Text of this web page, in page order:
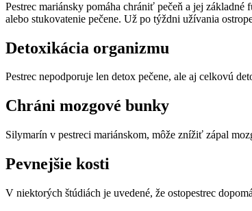
Pestrec mariánsky pomáha chrániť pečeň a jej
alebo stukovatenie pečene. Už po týždni užívania
Detoxikácia organizmu
Pestrec nepodporuje len detox pečene, ale aj celkovú
Chráni mozgové bunky
Silymarín v pestreci mariánskom, môže znížiť zápal
Pevnejšie kosti
V niektorých štúdiách je uvedené, že ostopestrec